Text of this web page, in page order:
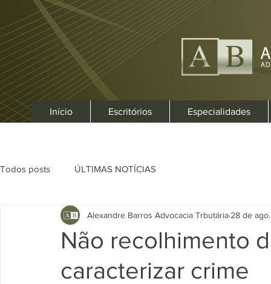
Início Escritórios Especialidades
Todos posts ÚLTIMAS NOTÍCIAS
Não recolhimento
caracterizar crime
Alexandre Barros Advocacia Trbutária 28 de